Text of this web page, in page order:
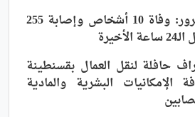
حوادث المرور: وفاة 10 أشخاص وإصابة 255
حافلة لنقل العمال بقسنطينة
الإمكانيات البشرية والمادية